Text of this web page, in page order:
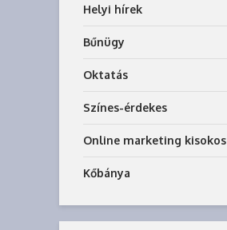
Helyi hírek
Bűnügy
Oktatás
Színes-érdekes
Online marketing kisokos
Kőbánya